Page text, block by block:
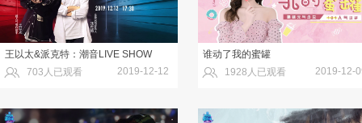
王以太&派克特：潮音LIVE SHOW
703人已观看
2019-12-12
谁动了我的蜜罐
1928人已观看
2019-12-